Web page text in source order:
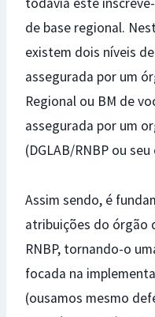
todavia este
de base regional.
existem dois níveis
assegurada por um
Regional ou BM de
assegurada por um
(DGLAB/RNBP ou
Assim sendo, é
atribuições do órgão
RNBP, tornando-o
focada na
(ousamos mesmo